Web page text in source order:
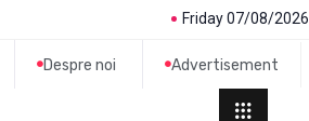
Friday 07/08/2026
Despre noi Advertisement